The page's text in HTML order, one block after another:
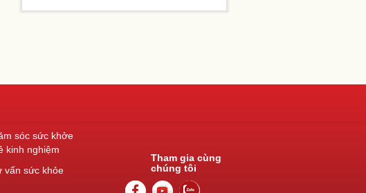
sóc sức khởe
kinh nghiệm
vấn sức khỏe
Tham gia cùng
chúng tôi